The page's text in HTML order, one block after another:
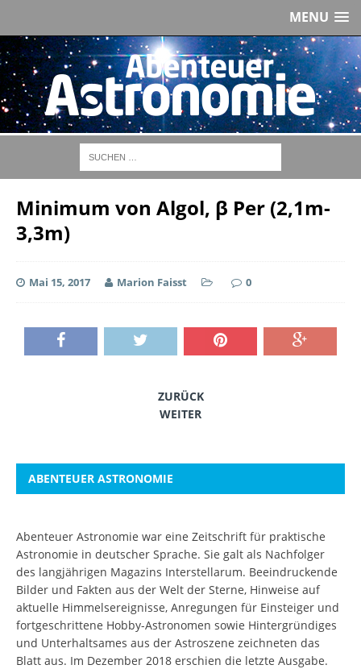
MENU
Minimum von Algol, β Per (2,1m-
3,3m)
Mai 15, 2017 Marion Faisst 0
ZURÜCK
WEITER
ABENTEUER ASTRONOMIE
Abenteuer Astronomie war eine Zeitschrift für praktische
Astronomie in deutscher Sprache. Sie galt als Nachfolger
des langjährigen Magazins Interstellarum. Beeindruckende
Bilder und Fakten aus der Welt der Sterne, Hinweise auf
aktuelle Himmelsereignisse, Anregungen für Einsteiger und
fortgeschrittene Hobby-Astronomen sowie Hintergründiges
und Unterhaltsames aus der Astroszene zeichneten das
Blatt aus. Im Dezember 2018 erschien die letzte Ausgabe.